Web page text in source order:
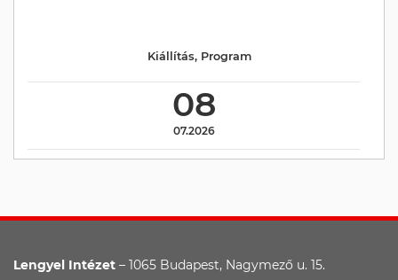
08
07.2026
Kiállítás, Program
Lengyel Intézet – 1065 Budapest, Nagymező u. 15.